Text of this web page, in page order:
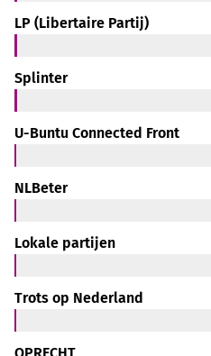
LP (Libertaire Partij)
Splinter
U-Buntu Connected Front
NLBeter
Lokale partijen
Trots op Nederland